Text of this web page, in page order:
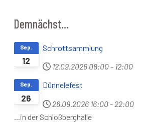
Demnächst...
12
Sep.
Schrottsammlung
12.09.2026 08:00 - 12:00
26
Sep.
Dünnelefest
26.09.2026 16:00 - 22:00
...in der Schloßberghalle